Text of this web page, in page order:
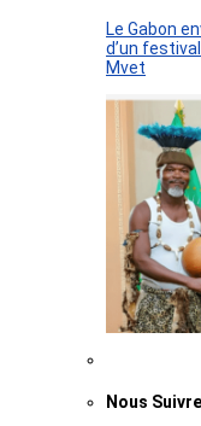
Le Gabon
d’un
Mvet
Nous Suivre